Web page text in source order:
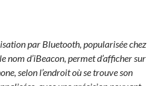
par Bluetooth, popularisée chez
nom d’iBeacon, permet d’afficher sur
selon l’endroit où se trouve son